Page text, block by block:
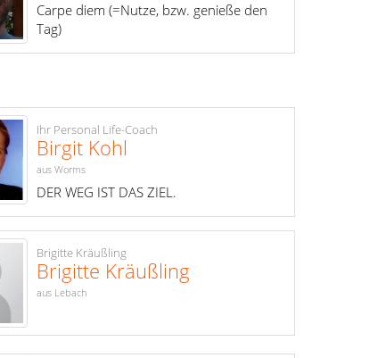
Carpe diem (=Nutze, bzw. genieße den
Tag)
Ihr Personal Life-Coach
Birgit Kohl
aus Worms
DER WEG IST DAS ZIEL.
Brigitte Kräußling
Brigitte Kräußling
aus Lebach